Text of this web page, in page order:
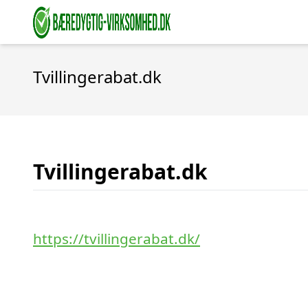
Tvillingerabat.dk
Tvillingerabat.dk
https://tvillingerabat.dk/